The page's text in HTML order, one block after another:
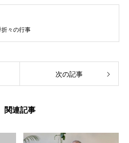
折々の行事
次の記事
関連記事